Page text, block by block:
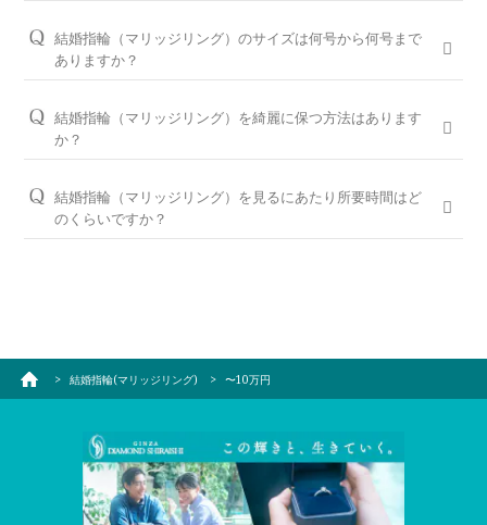
メモリアルアルバム
測定し、輝きへのこだわりを徹底して追及しています。
※対象商品につきましては店舗にてご確認ください。
ダイヤモンドの品質についてはこちら
エタニティリング一覧はこちら
パーフェクトフィットカウンセリングについてはこちら
指なじみの良さとメンテナンスまでも意識し、少しの磨き上げ
で形が変わらないように、デザインによって「内甲丸」の形状
を変えています。鋳造製法で一つひとつ手作りし、職人による
ダイヤモンドの留め具は衣服へのひっかかりを軽減。毎日をと
もにするブライダルリングだからこそ、デザインだけでなく着
婚約指輪や結婚指輪の品質・特徴はこちら
ステムのため、ご注文いただいてから概ね1か月～2ヶ月程いた
だいております。ご入籍や両家顔合わせのタイミングに合わせ
たい場合は、予定日の3ヶ月～半年程前に余裕を持ってご準備
お急ぎの場合はコンシェルジュにご相談ください。
結婚指輪（マリッジリング）のサイズは何号から何号まで
ありますか？
1号からご用意があり、サイズの上限については、お客様のお
指のサイズに合わせて、20号や25号・・・などといったサイズ
でもフルオーダーにて対応が可能です。
1号刻みが一般的ですが、銀座ダイヤモンドシライシでは0.5号
刻みで調整が可能ですのでご安心ください。
結婚指輪（マリッジリング）を綺麗に保つ方法はあります
か？
ナノジュエリーコートは、ナノテクノロジーから開発されたコ
ーティング技術です。婚約指輪や結婚指輪の表面の不純物を取
ナノジュエリーコートについて
結婚指輪（マリッジリング）を見るにあたり所要時間はど
のくらいですか？
結婚指輪(マリッジリング) 〜10万円